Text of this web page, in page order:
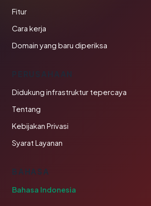
Fitur
Cara kerja
Domain yang baru diperiksa
PERUSAHAAN
Didukung infrastruktur tepercaya
Tentang
Kebijakan Privasi
Syarat Layanan
BAHASA
Bahasa Indonesia